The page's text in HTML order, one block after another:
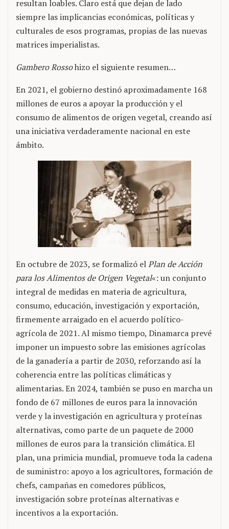
resultan loables. Claro está que dejan de lado
siempre las implicancias económicas, políticas y
culturales de esos programas, propias de las nuevas
matrices imperialistas.
Gambero Rossohizo el siguiente resumen…
En 2021, el gobierno destinó aproximadamente 168
millones de euros a apoyar la producción y el
consumo de alimentos de origen vegetal, creando así
una iniciativa verdaderamente nacional en este
ámbito.
En octubre de 2023, se formalizó elPlan de Acción
para los Alimentos de Origen Vegetal«: un conjunto
integral de medidas en materia de agricultura,
consumo, educación, investigación y exportación,
firmemente arraigado en el acuerdo político-
agrícola de 2021. Al mismo tiempo, Dinamarca prevé
imponer un impuesto sobre las emisiones agrícolas
de la ganadería a partir de 2030, reforzando así la
coherencia entre las políticas climáticas y
alimentarias. En 2024, también se puso en marcha un
fondo de 67 millones de euros para la innovación
verde y la investigación en agricultura y proteínas
alternativas, como parte de un paquete de 2000
millones de euros para la transición climática. El
plan, una primicia mundial, promueve toda la cadena
de suministro: apoyo a los agricultores, formación de
chefs, campañas en comedores públicos,
investigación sobre proteínas alternativas e
incentivos a la exportación.